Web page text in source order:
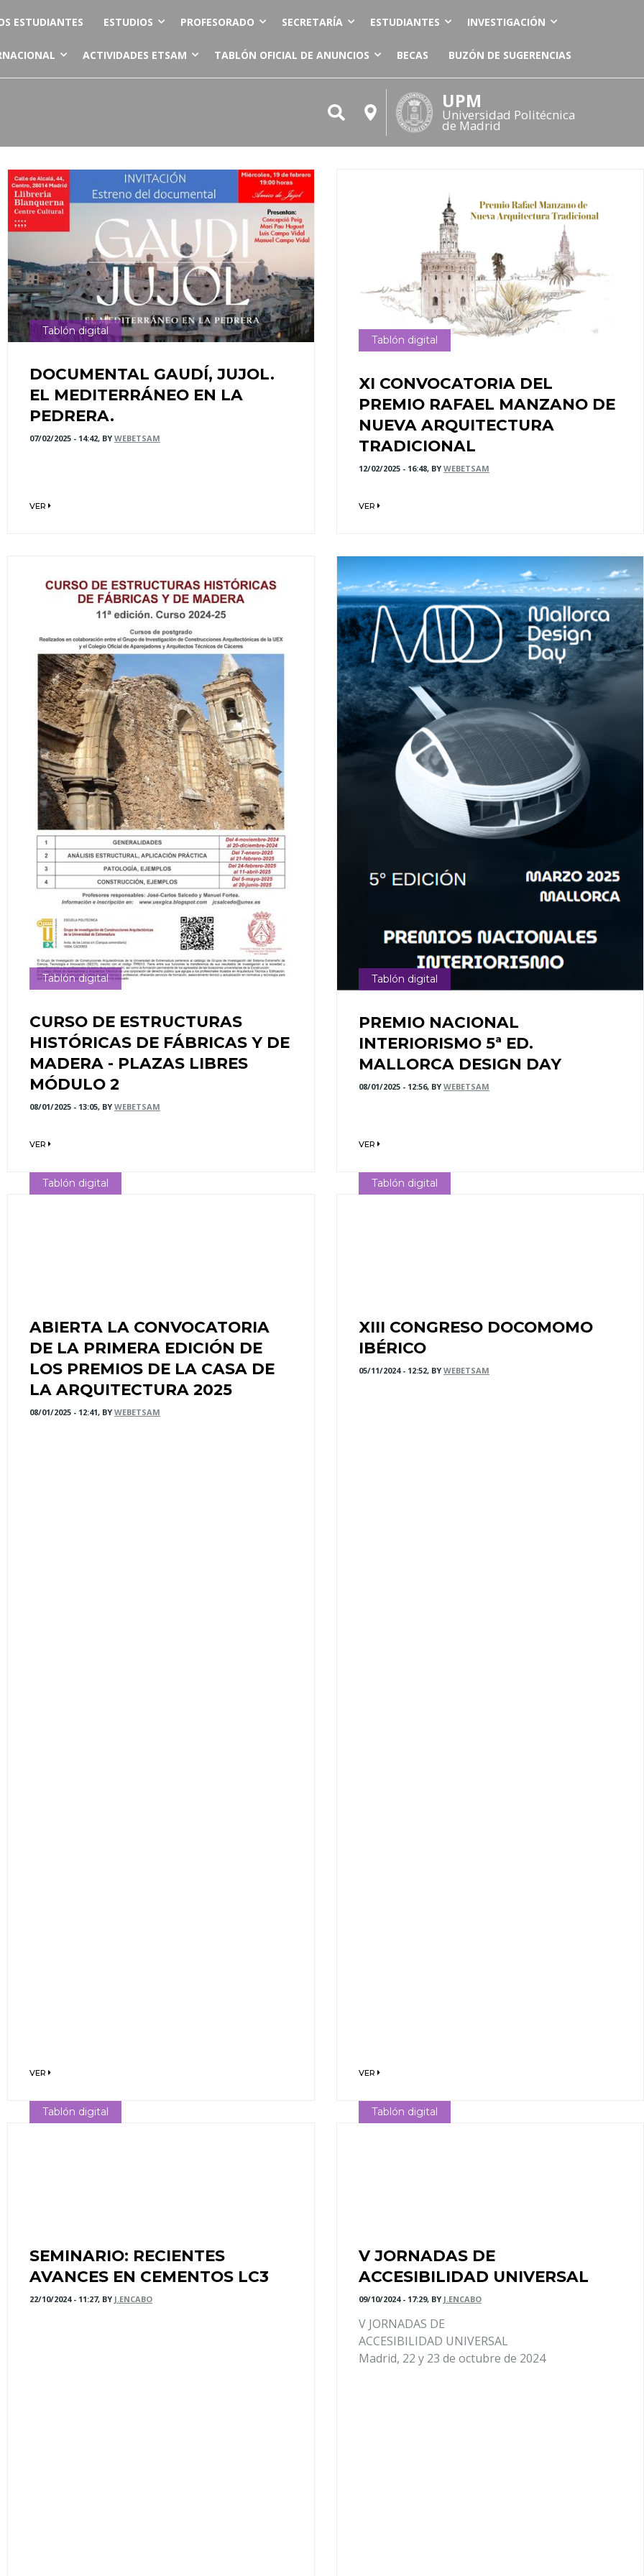
ESTUDIANTES ESTUDIOS PROFESORADO SECRETARÍA ESTUDIANTES INVESTIGACIÓN
ACTIVIDADES ETSAM TABLÓN OFICIAL DE ANUNCIOS BECAS BUZÓN DE SUGERENCIAS
UPM
Universidad Politécnica
de Madrid
Tablón digital
DOCUMENTAL GAUDÍ, JUJOL.
EL MEDITERRÁNEO EN LA
PEDRERA.
07/02/2025 - 14:42, BY WEBETSAM
VER
Tablón digital
XI CONVOCATORIA DEL
PREMIO RAFAEL MANZANO DE
NUEVA ARQUITECTURA
TRADICIONAL
12/02/2025 - 16:48, BY WEBETSAM
VER
Tablón digital
CURSO DE ESTRUCTURAS
HISTÓRICAS DE FÁBRICAS Y DE
MADERA - PLAZAS LIBRES
MÓDULO 2
08/01/2025 - 13:05, BY WEBETSAM
VER
Tablón digital
PREMIO NACIONAL
INTERIORISMO 5ª ED.
MALLORCA DESIGN DAY
08/01/2025 - 12:56, BY WEBETSAM
VER
Tablón digital
ABIERTA LA CONVOCATORIA
DE LA PRIMERA EDICIÓN DE
LOS PREMIOS DE LA CASA DE
LA ARQUITECTURA 2025
08/01/2025 - 12:41, BY WEBETSAM
VER
Tablón digital
XIII CONGRESO DOCOMOMO
IBÉRICO
05/11/2024 - 12:52, BY WEBETSAM
VER
Tablón digital
SEMINARIO: RECIENTES
AVANCES EN CEMENTOS LC3
22/10/2024 - 11:27, BY J.ENCABO
Tablón digital
V JORNADAS DE
ACCESIBILIDAD UNIVERSAL
09/10/2024 - 17:29, BY J.ENCABO
V JORNADAS DE
ACCESIBILIDAD UNIVERSAL
Madrid, 22 y 23 de octubre de 2024